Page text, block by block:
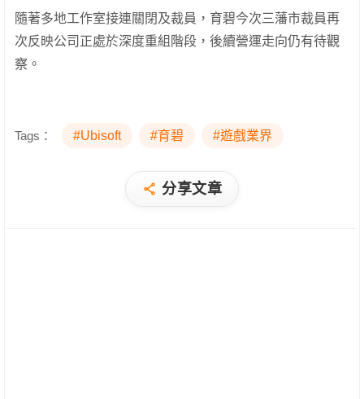
隨著多地工作室接連關閉及裁員，育碧今次三藩市裁員再
次反映公司正處於深度重組階段，後續營運走向仍有待觀
察。
Tags： #Ubisoft #育碧 #遊戲業界
分享文章